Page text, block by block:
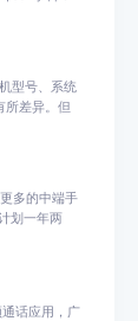
型号、系统
所差异。但
多的中端手
划一年两
话应用，广